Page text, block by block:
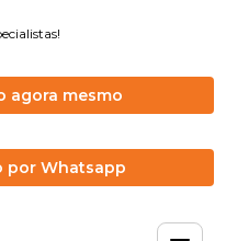
agora mesmo
por Whatsapp